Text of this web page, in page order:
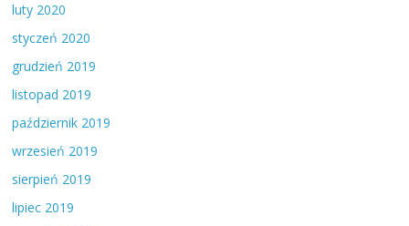
luty 2020
styczeń 2020
grudzień 2019
listopad 2019
październik 2019
wrzesień 2019
sierpień 2019
lipiec 2019